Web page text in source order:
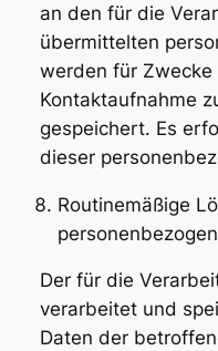
an den für die
übermittelten
werden für
Kontaktaufnahme
gespeichert. Es
dieser
Routinemäßige
Der für die
verarbeitet und
Daten der